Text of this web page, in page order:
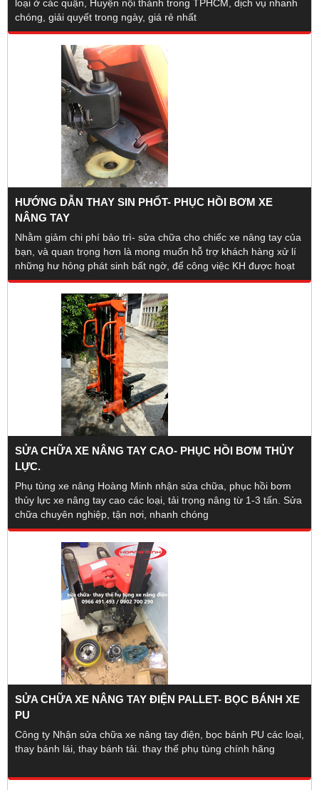
loại ở các quận, Huyện nội thành trong TPHCM, dịch vụ nhanh
chóng, giải quyết trong ngày, giá rẻ nhất
HƯỚNG DẪN THAY SIN PHỐT- PHỤC HỒI BƠM XE
NÂNG TAY
Nhằm giảm chi phí bảo trì- sửa chữa cho chiếc xe nâng tay của
bạn, và quan trọng hơn là mong muốn hỗ trợ khách hàng xử lí
những hư hỏng phát sinh bất ngờ, để công việc KH được hoạt
động liên tục mà không bị gián đoạn. Phụ tùng xe nâng Hoàng
Minh sẽ hướng dẫn vài cách đơn giản để KH tự khắc phục lỗi
của xe, nhất là phân trụ bơm thủy lực
SỬA CHỮA XE NÂNG TAY CAO- PHỤC HỒI BƠM THỦY
LỰC.
Phụ tùng xe nâng Hoàng Minh nhận sửa chữa, phục hồi bơm
thủy lực xe nâng tay cao các loại, tải trọng nâng từ 1-3 tấn. Sửa
chữa chuyên nghiệp, tận nơi, nhanh chóng
SỬA CHỮA XE NÂNG TAY ĐIỆN PALLET- BỌC BÁNH XE
PU
Công ty Nhận sửa chữa xe nâng tay điện, bọc bánh PU các loại,
thay bánh lái, thay bánh tải. thay thế phụ tùng chính hãng